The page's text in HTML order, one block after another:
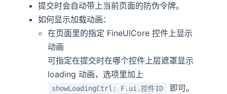
提交时会自动带上当前页面的防伪令牌。
如何显示加载动画：
在页面里的指定 FineUICore 控件上显示
动画
可指定在提交时在哪个控件上层遮罩显示
loading 动画，选项里加上
showLoadingCtrl: F.ui.控件ID
即可。